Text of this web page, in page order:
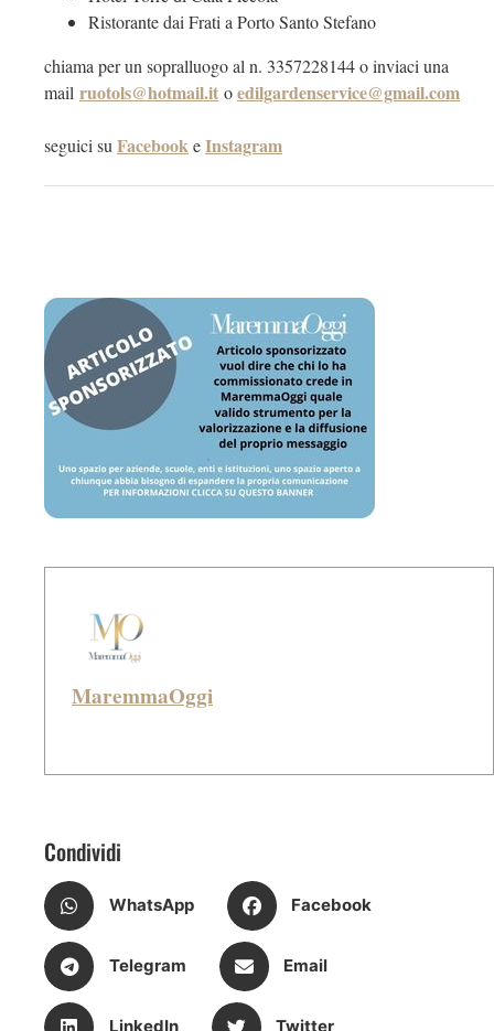
Ristorante dai Frati a Porto Santo Stefano
chiama per un sopralluogo al n. 3357228144 o inviaci una
mail ruotols@hotmail.it oedilgardenservice@gmail.com
seguici su FacebookeInstagram
MaremmaOggi
Condividi
WhatsApp Facebook
Telegram Email
LinkedIn Twitter